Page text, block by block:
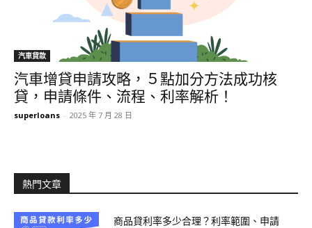
汽車貸款
汽車增貸申請攻略，５點加分方法成功核
貸，申請條件、流程、利率解析！
superloans - 2025 年 7 月 28 日
熱門文章
商品貸利率多少合理？利率範圍、申請